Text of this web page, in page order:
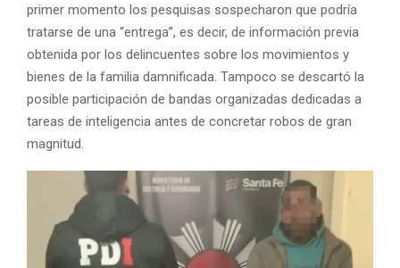
primer momento los pesquisas sospecharon que podría
tratarse de una “entrega”, es decir, de información previa
obtenida por los delincuentes sobre los movimientos y
bienes de la familia damnificada. Tampoco se descartó la
posible participación de bandas organizadas dedicadas a
tareas de inteligencia antes de concretar robos de gran
magnitud.